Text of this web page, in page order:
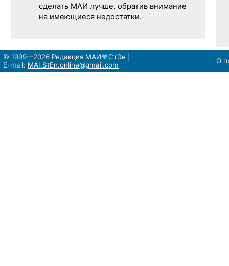
сделать МАИ лучше, обратив внимание
на имеющиеся недостатки.
© 1999—2026 Редакция МАИ♥СтЭн
E-mail: MAI.StEn.online@gmail.com О